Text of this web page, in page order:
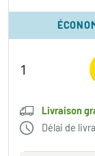
Livraison
Délai de